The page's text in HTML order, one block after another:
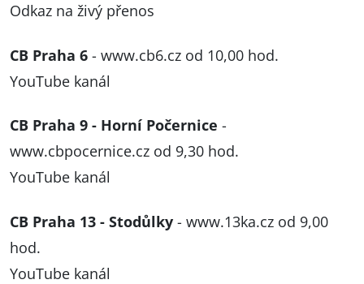
Odkaz na živý přenos
CB Praha 6 - www.cb6.cz od 10,00 hod.
YouTube kanál
CB Praha 9 - Horní Počernice -
www.cbpocernice.cz od 9,30 hod.
YouTube kanál
CB Praha 13 - Stodůlky - www.13ka.cz od 9,00
hod.
YouTube kanál